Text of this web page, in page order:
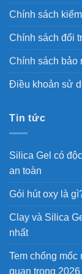
Chính sách
Chính sách đổi
Chính sách bảo
Điều khoản sử
Tin tức
Silica Gel có
an toàn
Gói hút oxy là
Clay và Silica
nhất
Tem chống
quan trọng 2026